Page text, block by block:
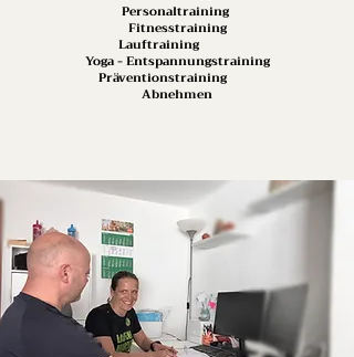
Personaltraining
Fitnesstraining
Lauftraining
Yoga - Entspannungstraining
Präventionstraining
Abnehmen